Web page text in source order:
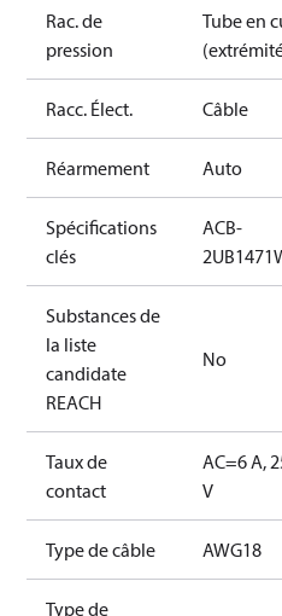
Rac. de
pression
Tube en
Racc. Élect. Câble
Réarmement Auto
Spécifications
clés
ACB-
Substances de
la liste
candidate
REACH
No
Taux de
contact
AC=6 A,
V
Type de câble AWG18
Type de